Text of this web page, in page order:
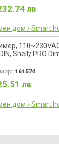
лв
дом / Smart
Shelly PRO
161574
лв
дом / Smart